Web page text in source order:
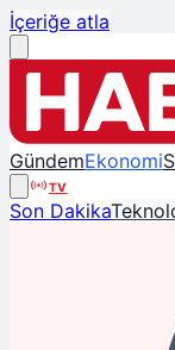
İçeriğe atla
GündemEkonomi
TV
Son Dakika